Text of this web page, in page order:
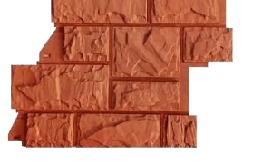
избранное сравнить